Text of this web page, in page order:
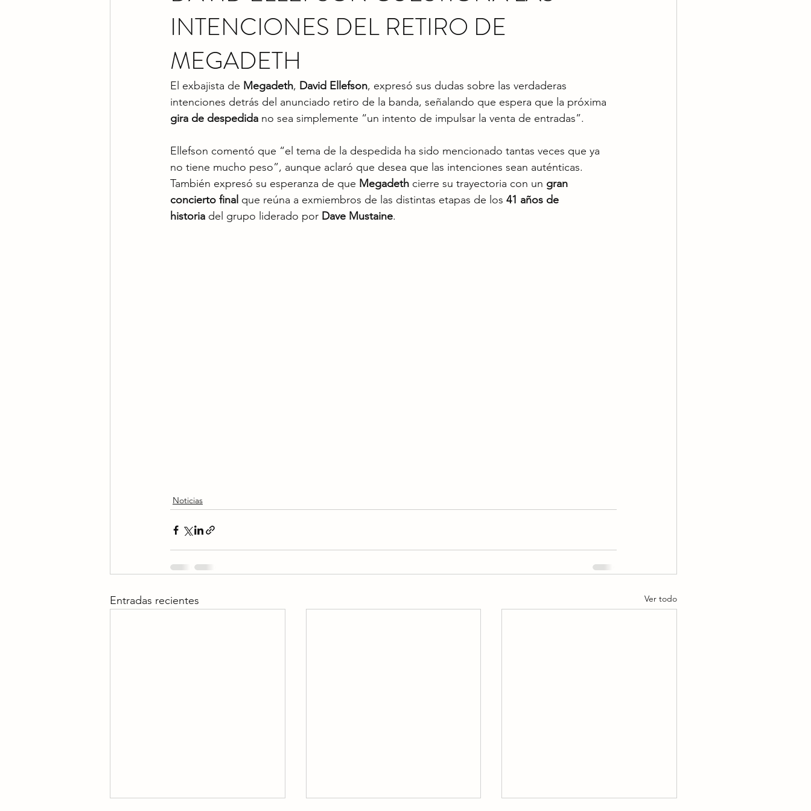
INTENCIONES DEL RETIRO DE
MEGADETH
El exbajista de Megadeth, David Ellefson, expresó sus dudas sobre las verdaderas
intenciones detrás del anunciado retiro de la banda, señalando que espera que la próxima
gira de despedida no sea simplemente “un intento de impulsar la venta de entradas”.
Ellefson comentó que “el tema de la despedida ha sido mencionado tantas veces que ya
no tiene mucho peso”, aunque aclaró que desea que las intenciones sean auténticas.
También expresó su esperanza de que Megadeth cierre su trayectoria con un gran
concierto final que reúna a exmiembros de las distintas etapas de los 41 años de
historia del grupo liderado por Dave Mustaine.
Noticias
Entradas recientes Ver todo